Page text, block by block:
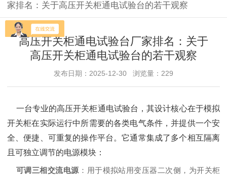
家排名：关于高压开关柜通电试验台的若干观察
高压开关柜通电试验台厂家排名：关于
高压开关柜通电试验台的若干观察
发布日期：2025-12-30 浏览量：229
一台专业的高压开关柜通电试验台，其设计核心在于模拟
开关柜在实际运行中所需要的各类电气条件，并提供一个安
全、便捷、可重复的操作平台。它通常集成了多个相互隔离
且可独立调节的电源模块：
可调三相交流电源 ‌：用于模拟站用变压器二次侧，为开关柜